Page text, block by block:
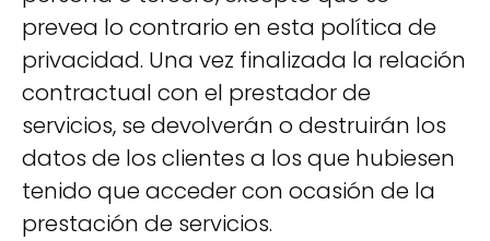
prevea lo contrario en esta política de
privacidad. Una vez finalizada la relación
contractual con el prestador de
servicios, se devolverán o destruirán los
datos de los clientes a los que hubiesen
tenido que acceder con ocasión de la
prestación de servicios.